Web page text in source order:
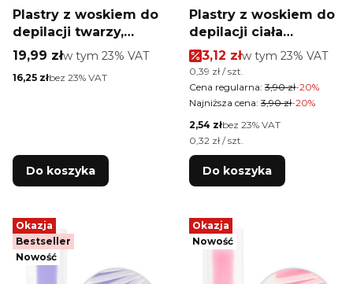
Plastry z woskiem do
depilacji twarzy,
bikini Xanitalia 72 szt
Cena brutto
19,99 złw tym %s VAT
w tym 23% VAT
Cena netto
16,25 złbez 23% VAT
Do koszyka
Plastry z woskiem do
depilacji ciała
Xanitalia 6 szt
Cena promocyjna
3,12 złw tym %s VAT
w tym 23% VAT
Cena jednostkowa brutto
0,39 zł / szt.
Cena regularna: 3,90 zł-20%
Najniższa cena: 3,90 zł-20%
Cena netto
2,54 złbez 23% VAT
Cena jednostkowa netto
0,32 zł / szt.
Do koszyka
Okazja
Bestseller
Nowość
Okazja
Nowość